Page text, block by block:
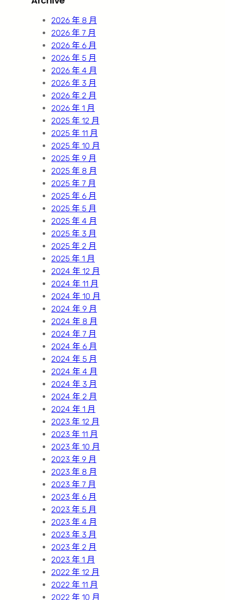
2026 年 8 月
2026 年 7 月
2026 年 6 月
2026 年 5 月
2026 年 4 月
2026 年 3 月
2026 年 2 月
2026 年 1 月
2025 年 12 月
2025 年 11 月
2025 年 10 月
2025 年 9 月
2025 年 8 月
2025 年 7 月
2025 年 6 月
2025 年 5 月
2025 年 4 月
2025 年 3 月
2025 年 2 月
2025 年 1 月
2024 年 12 月
2024 年 11 月
2024 年 10 月
2024 年 9 月
2024 年 8 月
2024 年 7 月
2024 年 6 月
2024 年 5 月
2024 年 4 月
2024 年 3 月
2024 年 2 月
2024 年 1 月
2023 年 12 月
2023 年 11 月
2023 年 10 月
2023 年 9 月
2023 年 8 月
2023 年 7 月
2023 年 6 月
2023 年 5 月
2023 年 4 月
2023 年 3 月
2023 年 2 月
2023 年 1 月
2022 年 12 月
2022 年 11 月
2022 年 10 月